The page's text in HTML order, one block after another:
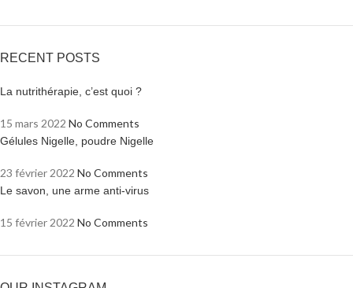
RECENT POSTS
La nutrithérapie, c’est quoi ?
15 mars 2022 No Comments
Gélules Nigelle, poudre Nigelle
23 février 2022 No Comments
Le savon, une arme anti-virus
15 février 2022 No Comments